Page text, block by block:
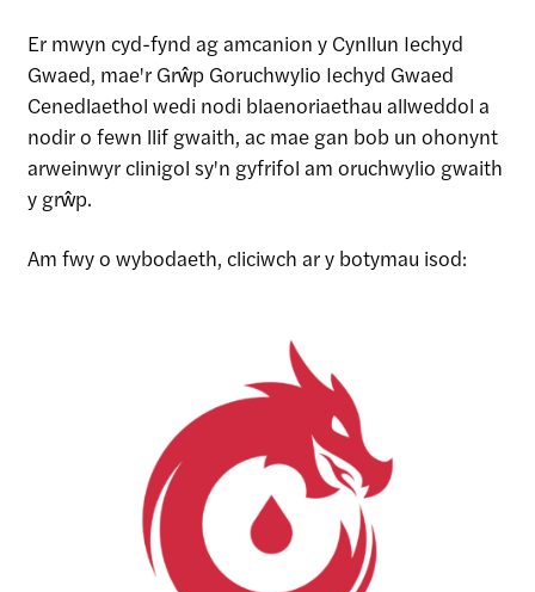
Er mwyn cyd-fynd ag amcanion y Cynllun Iechyd
Gwaed, mae'r Grŵp Goruchwylio Iechyd Gwaed
Cenedlaethol wedi nodi blaenoriaethau allweddol a
nodir o fewn llif gwaith, ac mae gan bob un ohonynt
arweinwyr clinigol sy'n gyfrifol am oruchwylio gwaith
y grŵp.
Am fwy o wybodaeth, cliciwch ar y botymau isod: